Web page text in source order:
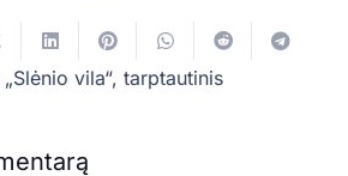
„Slėnio vila“, tarptautinis